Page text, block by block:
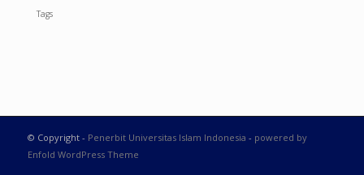
Tags
© Copyright - Penerbit Universitas Islam Indonesia - powered by
Enfold WordPress Theme